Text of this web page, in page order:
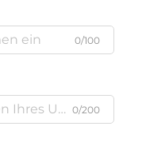
0/100
0/200